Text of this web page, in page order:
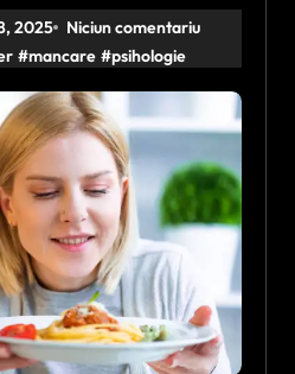
2025
Niciun comentariu
#mancare #psihologie